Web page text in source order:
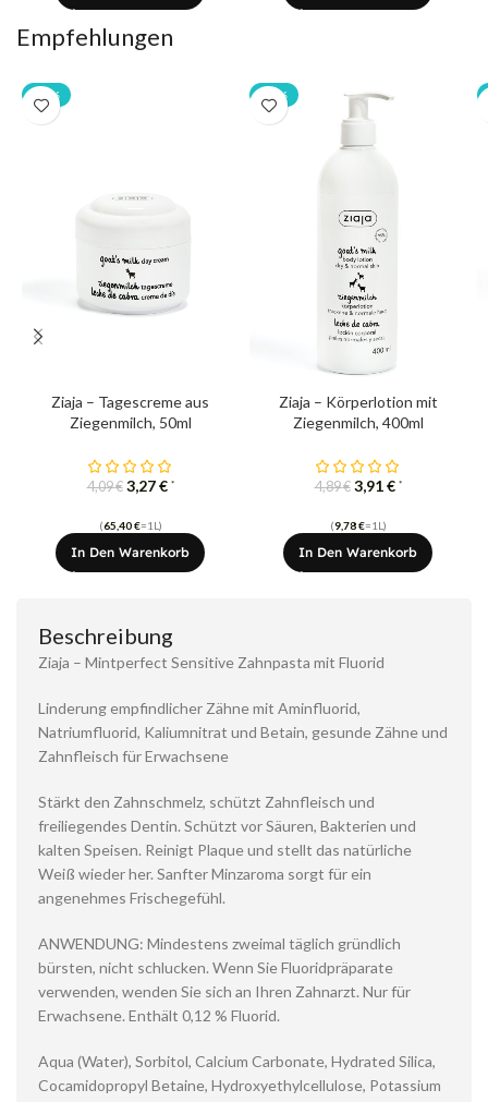
Empfehlungen
-20%
Ziaja – Tagescreme aus
Ziegenmilch, 50ml
4,09€ 3,27€ *
(65,40€=1L)
In Den Warenkorb
-20%
Ziaja – Körperlotion mit
Ziegenmilch, 400ml
4,89€ 3,91€ *
(9,78€=1L)
In Den Warenkorb
Beschreibung
Ziaja – Mintperfect Sensitive Zahnpasta mit Fluorid
Linderung empfindlicher Zähne mit Aminfluorid,
Natriumfluorid, Kaliumnitrat und Betain, gesunde Zähne und
Zahnfleisch für Erwachsene
Stärkt den Zahnschmelz, schützt Zahnfleisch und
freiliegendes Dentin. Schützt vor Säuren, Bakterien und
kalten Speisen. Reinigt Plaque und stellt das natürliche
Weiß wieder her. Sanfter Minzaroma sorgt für ein
angenehmes Frischegefühl.
ANWENDUNG: Mindestens zweimal täglich gründlich
bürsten, nicht schlucken. Wenn Sie Fluoridpräparate
verwenden, wenden Sie sich an Ihren Zahnarzt. Nur für
Erwachsene. Enthält 0,12 % Fluorid.
Aqua (Water), Sorbitol, Calcium Carbonate, Hydrated Silica,
Cocamidopropyl Betaine, Hydroxyethylcellulose, Potassium